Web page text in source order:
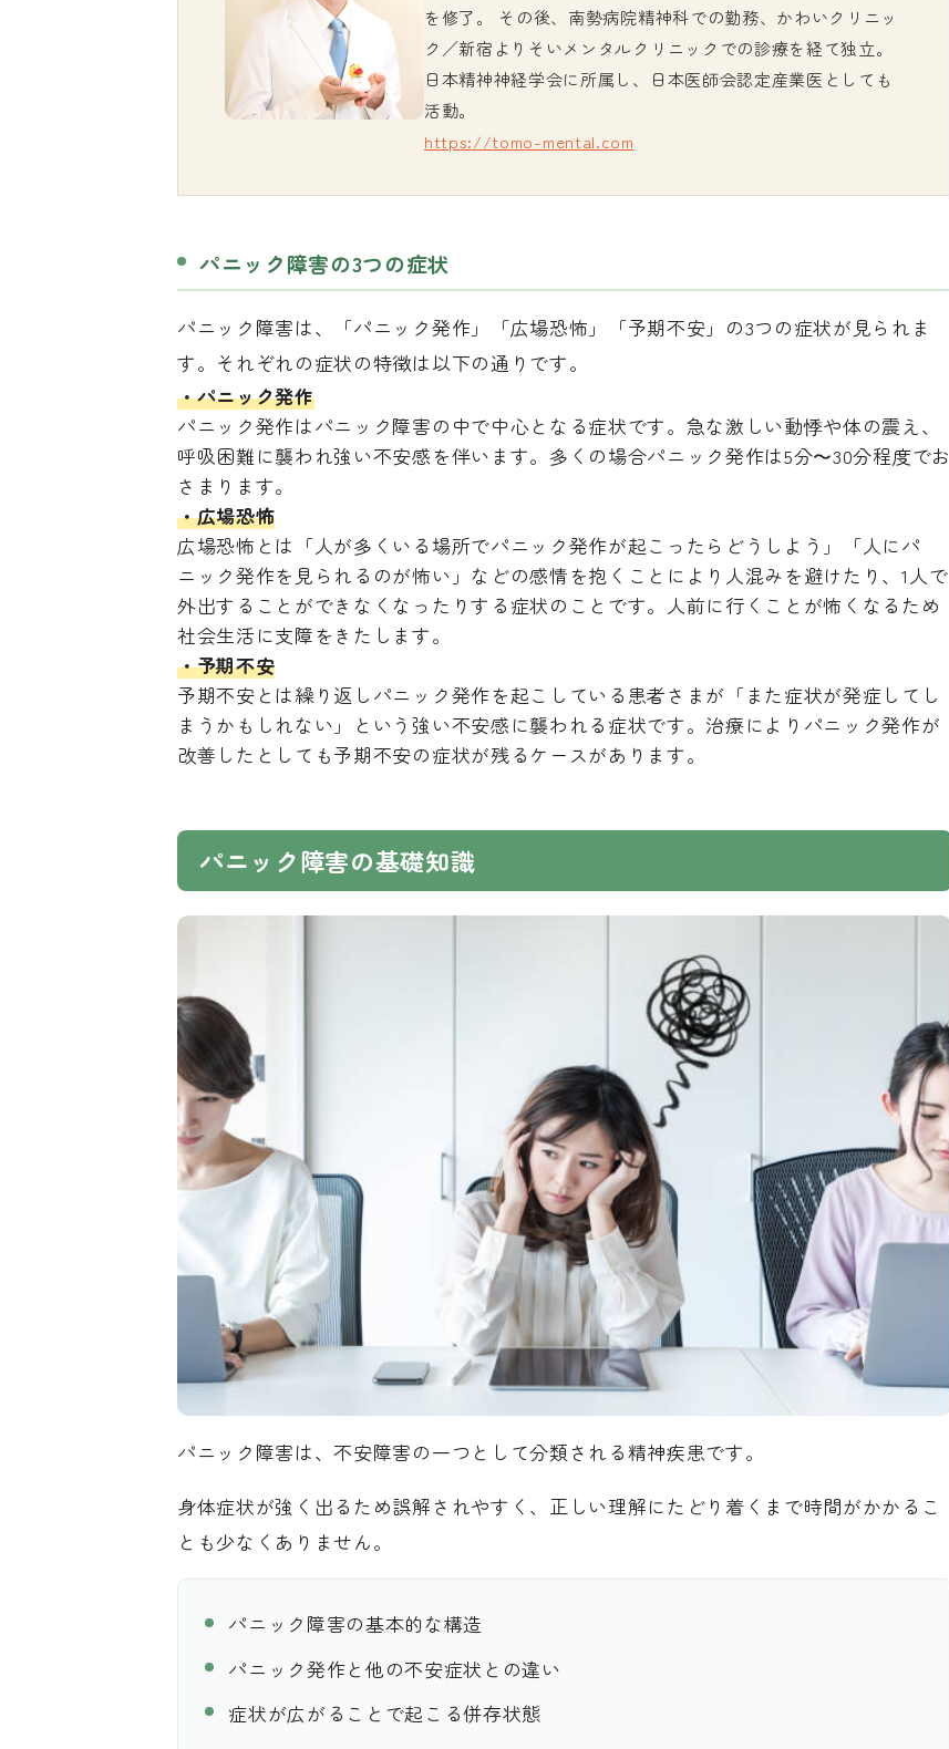
を修了。 その後、南勢病院精神科での勤務、かわいクリニッ
ク／新宿よりそいメンタルクリニックでの診療を経て独立。
日本精神神経学会に所属し、日本医師会認定産業医としても
活動。
https://tomo-mental.com
パニック障害の3つの症状
パニック障害は、「パニック発作」「広場恐怖」「予期不安」の3つの症状が見られま
す。それぞれの症状の特徴は以下の通りです。
・パニック発作
パニック発作はパニック障害の中で中心となる症状です。急な激しい動悸や体の震え、
呼吸困難に襲われ強い不安感を伴います。多くの場合パニック発作は5分〜30分程度でお
さまります。
・広場恐怖
広場恐怖とは「人が多くいる場所でパニック発作が起こったらどうしよう」「人にパ
ニック発作を見られるのが怖い」などの感情を抱くことにより人混みを避けたり、1人で
外出することができなくなったりする症状のことです。人前に行くことが怖くなるため
社会生活に支障をきたします。
・予期不安
予期不安とは繰り返しパニック発作を起こしている患者さまが「また症状が発症してし
まうかもしれない」という強い不安感に襲われる症状です。治療によりパニック発作が
改善したとしても予期不安の症状が残るケースがあります。
パニック障害の基礎知識
パニック障害は、不安障害の一つとして分類される精神疾患です。
身体症状が強く出るため誤解されやすく、正しい理解にたどり着くまで時間がかかるこ
とも少なくありません。
パニック障害の基本的な構造
パニック発作と他の不安症状との違い
症状が広がることで起こる併存状態